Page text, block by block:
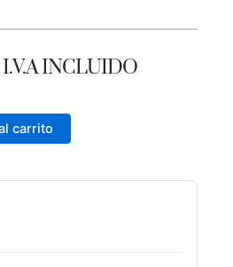
I.V.A INCLUIDO
carrito